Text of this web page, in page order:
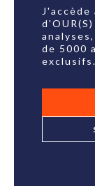
de 5000
exclusifs.